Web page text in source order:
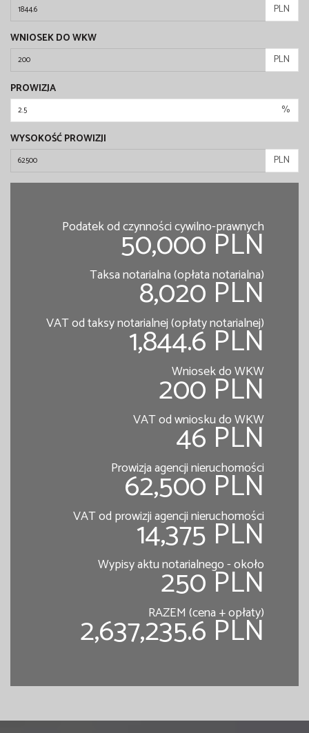
PLN
WNIOSEK DO WKW
PLN
PROWIZJA
%
WYSOKOŚĆ PROWIZJI
PLN
Podatek od czynności cywilno-prawnych
50,000 PLN
Taksa notarialna (opłata notarialna)
8,020 PLN
VAT od taksy notarialnej (opłaty notarialnej)
1,844.6 PLN
Wniosek do WKW
200 PLN
VAT od wniosku do WKW
46 PLN
Prowizja agencji nieruchomości
62,500 PLN
VAT od prowizji agencji nieruchomości
14,375 PLN
Wypisy aktu notarialnego - około
250 PLN
RAZEM (cena + opłaty)
2,637,235.6 PLN